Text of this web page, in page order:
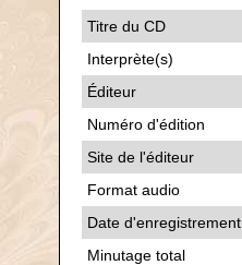
Titre du CD
Interprète(s)
Éditeur
Numéro d'édition
Site de l'éditeur
Format audio
Date d'enregistrement
Minutage total